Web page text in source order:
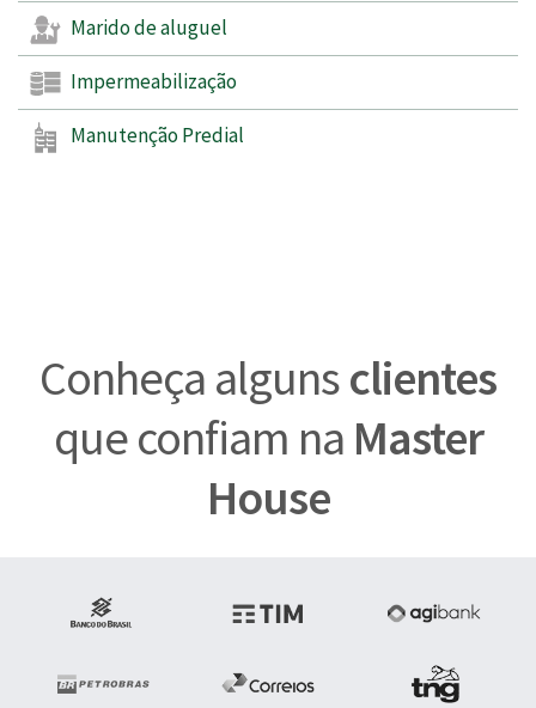
Marido de aluguel
Impermeabilização
Manutenção Predial
Conheça algunsclientes
que confiam na Master
House